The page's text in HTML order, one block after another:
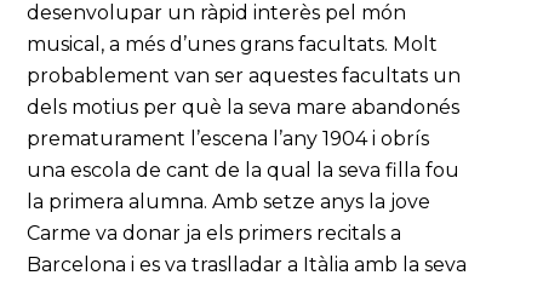
desenvolupar un ràpid interès pel món
musical, a més d’unes grans facultats. Molt
probablement van ser aquestes facultats un
dels motius per què la seva mare abandonés
prematurament l’escena l’any 1904 i obrís
una escola de cant de la qual la seva filla fou
la primera alumna. Amb setze anys la jove
Carme va donar ja els primers recitals a
Barcelona i es va traslladar a Itàlia amb la seva